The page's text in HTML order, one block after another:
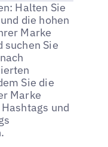
Halten Sie
die hohen
Marke
suchen Sie
Sie die
Marke
und